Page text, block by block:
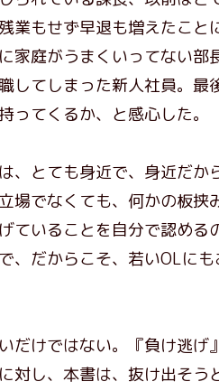
業もせず早退も増えたこ
家庭がうまくいってない
してしまった新人社員。
ってくるか、と感心した。
、とても身近で、身近だか
場でなくても、何かの板
ていることを自分で認め
、だからこそ、若いOLに
だけではない。『負け逃げ
対し、本書は、抜け出そ